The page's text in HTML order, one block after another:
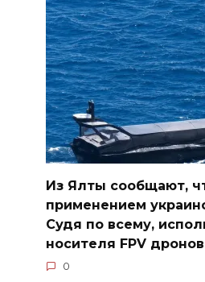
Из Ялты сообщают,
применением
Судя по всему,
носителя FPV дронов
0